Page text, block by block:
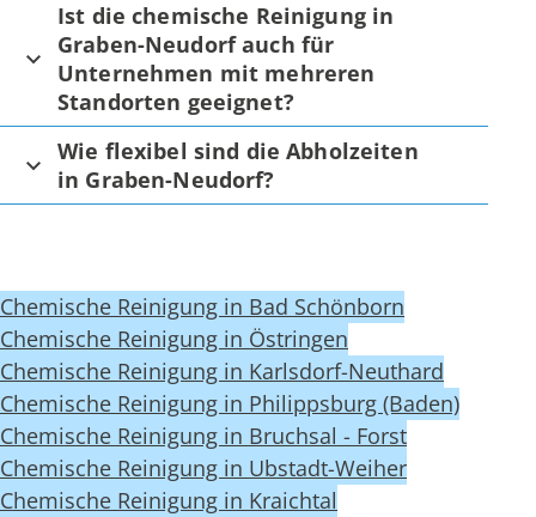
Ist die chemische Reinigung in
Graben-Neudorf auch für
Unternehmen mit mehreren
Standorten geeignet?
Wie flexibel sind die Abholzeiten
in Graben-Neudorf?
Chemische Reinigung in Bad Schönborn
Chemische Reinigung in Östringen
Chemische Reinigung in Karlsdorf-Neuthard
Chemische Reinigung in Philippsburg (Baden)
Chemische Reinigung in Bruchsal - Forst
Chemische Reinigung in Ubstadt-Weiher
Chemische Reinigung in Kraichtal